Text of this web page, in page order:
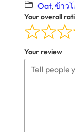
Oat, ข้าว
Your overall
Your review